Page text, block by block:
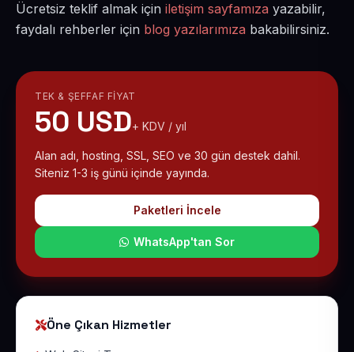
Ücretsiz teklif almak için iletişim sayfamıza yazabilir,
faydalı rehberler için blog yazılarımıza bakabilirsiniz.
TEK & ŞEFFAF FIYAT
50 USD+ KDV / yıl
Alan adı, hosting, SSL, SEO ve 30 gün destek dahil.
Siteniz 1-3 iş günü içinde yayında.
Paketleri İncele
WhatsApp'tan Sor
Öne Çıkan Hizmetler